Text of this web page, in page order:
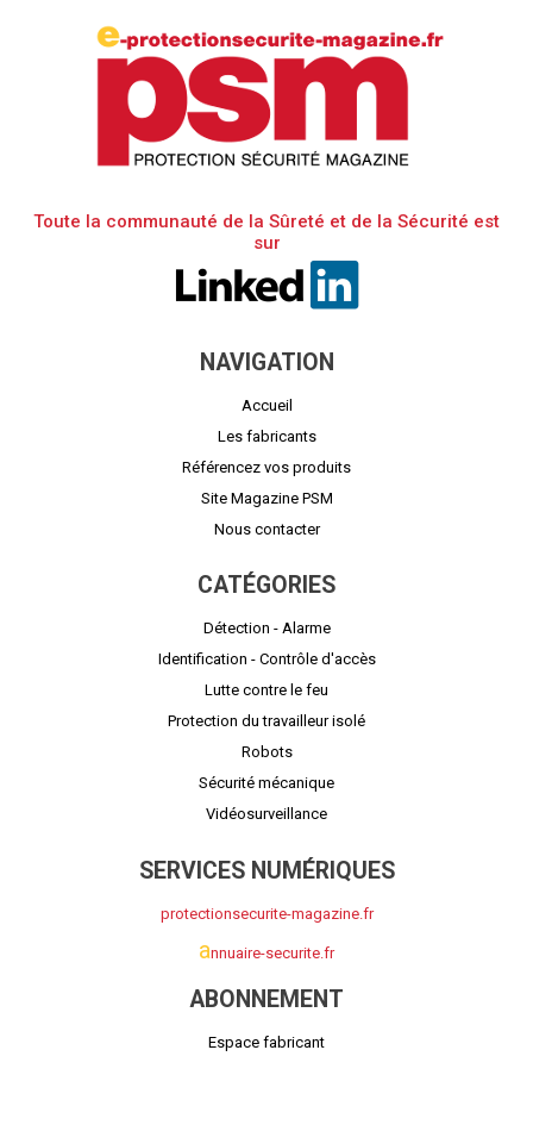
Toute la communauté de la Sûreté et de la Sécurité est
sur
NAVIGATION
Accueil
Les fabricants
Référencez vos produits
Site Magazine PSM
Nous contacter
CATÉGORIES
Détection - Alarme
Identification - Contrôle d'accès
Lutte contre le feu
Protection du travailleur isolé
Robots
Sécurité mécanique
Vidéosurveillance
SERVICES NUMÉRIQUES
protectionsecurite-magazine.fr
annuaire-securite.fr
ABONNEMENT
Espace fabricant